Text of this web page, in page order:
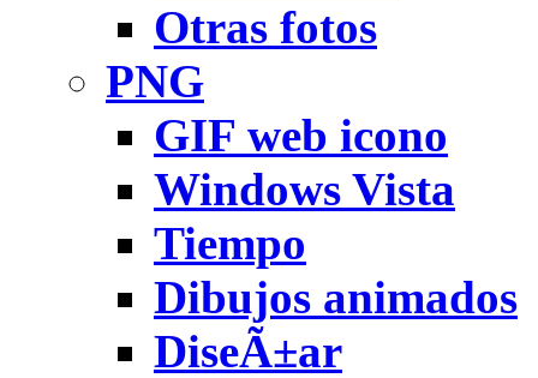
Otras fotos
PNG
GIF web icono
Windows Vista
Tiempo
Dibujos animados
DiseÃ±ar